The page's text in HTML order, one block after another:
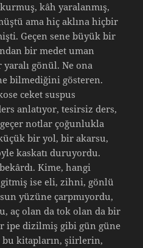
kâh yaralanmış,
ama hiç aklına hiçbir
Geçen sene büyük bir
bir medet uman
gönül. Ne ona
bilmediğini gösteren.
ceket suspus
anlatıyor, tesirsiz ders,
notlar çoğunlukla
bir yol, bir akarsu,
kaskatı duruyordu.
Kime, hangi
ise eli, zihni, gönlü
yüzüne çarpmıyordu,
aç olan da tok olan da bir
ipe dizilmiş gibi gün güne
bu kitapların, şiirlerin,